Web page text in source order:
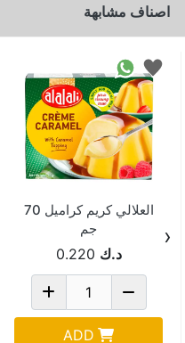
اصناف مشابهة
العلالي كريم كراميل 70
جم
د.ك 0.220
ADD
‹